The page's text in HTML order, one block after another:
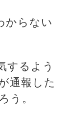
からない
するよう
通報した
う。